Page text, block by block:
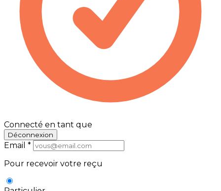
Connecté en tant que
Déconnexion
Email *
Pour recevoir votre reçu